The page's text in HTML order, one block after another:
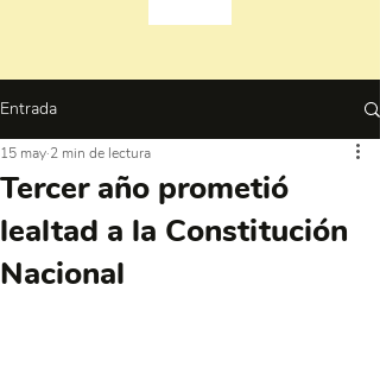
Entrada
Tercer año prometió
lealtad a la Constitución
Nacional
15 may 2 min de lectura